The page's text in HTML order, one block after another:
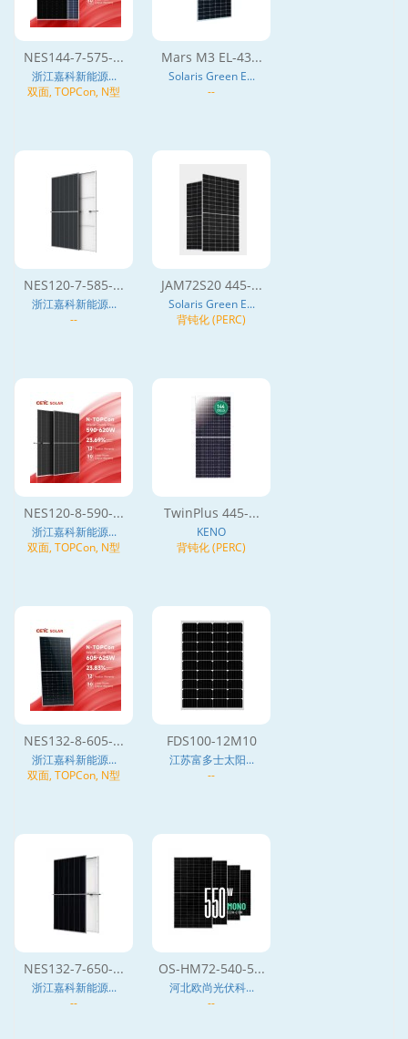
NES144-7-575-...
浙江嘉科新能源...
双面, TOPCon, N型
Mars M3 EL-43...
Solaris Green E...
--
NES120-7-585-...
浙江嘉科新能源...
--
JAM72S20 445-...
Solaris Green E...
背钝化 (PERC)
NES120-8-590-...
浙江嘉科新能源...
双面, TOPCon, N型
TwinPlus 445-...
KENO
背钝化 (PERC)
NES132-8-605-...
浙江嘉科新能源...
双面, TOPCon, N型
FDS100-12M10
江苏富多士太阳...
--
NES132-7-650-...
浙江嘉科新能源...
--
OS-HM72-540-5...
河北欧尚光伏科...
--